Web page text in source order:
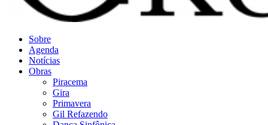
Sobre
Agenda
Notícias
Obras
Piracema
Gira
Primavera
Gil Refazendo